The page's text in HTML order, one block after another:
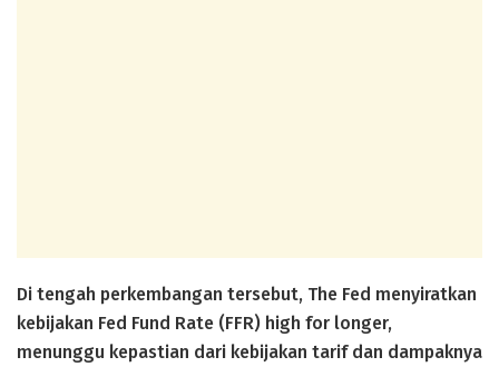
Di tengah perkembangan tersebut, The Fed menyiratkan
kebijakan Fed Fund Rate (FFR) high for longer,
menunggu kepastian dari kebijakan tarif dan dampaknya